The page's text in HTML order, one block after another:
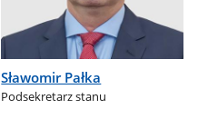
Sławomir Pałka
Podsekretarz stanu